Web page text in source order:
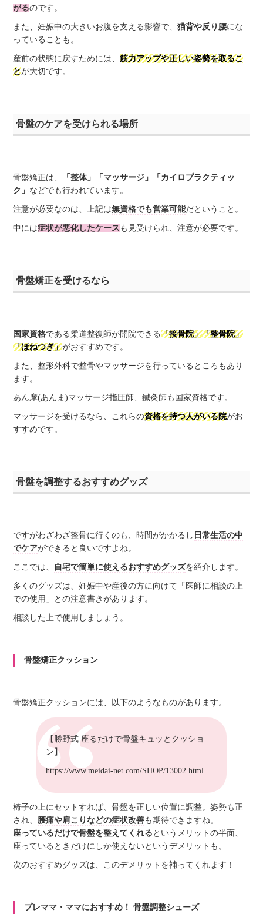
がるのです。
また、妊娠中の大きいお腹を支える影響で、猫背や反り腰にな
っていることも。
産前の状態に戻すためには、筋力アップや正しい姿勢を取るこ
とが大切です。
骨盤のケアを受けられる場所
骨盤矯正は、
「整体」「マッサージ」「カイロプラクティッ
ク」 などでも行われています。
注意が必要なのは、上記は無資格でも営業可能だということ。
中には症状が悪化したケース も見受けられ、注意が必要です。
骨盤矯正を受けるなら
国家資格である柔道整復師が開院できる「接骨院」「整骨院」
「ほねつぎ」がおすすめです。
また、整形外科で整骨やマッサージを行っているところもあり
ます。
あん摩(あんま)マッサージ指圧師、鍼灸師も国家資格です。
マッサージを受けるなら、これらの資格を持つ人がいる院がお
すすめです。
骨盤を調整するおすすめグッズ
ですがわざわざ整骨に行くのも、時間がかかるし 日常生活の中
でケアができると良いですよね。
ここでは、 自宅で簡単に使えるおすすめグッズを紹介します。
多くのグッズは、妊娠中や産後の方に向けて「医師に相談の上
での使用」との注意書きがあります。
相談した上で使用しましょう。
骨盤矯正クッション
骨盤矯正クッションには、以下のようなものがあります。
【勝野式 座るだけで骨盤キュッとクッショ
ン】
https://www.meidai-net.com/SHOP/13002.html
椅子の上にセットすれば、骨盤を正しい位置に調整。姿勢も正
され、
腰痛や肩こりなどの症状改善も期待できますね。
座っているだけで骨盤を整えてくれる というメリットの半面、
座っているときだけにしか使えないというデメリットも。
次のおすすめグッズは、このデメリットを補ってくれます！
プレママ・ママにおすすめ！ 骨盤調整シューズ